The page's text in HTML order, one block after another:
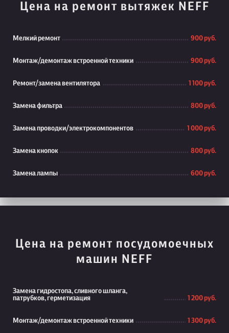
Цена на ремонт вытяжек NEFF
Мелкий ремонт 900 руб.
Монтаж/демонтаж встроенной техники 900 руб.
Ремонт/замена вентилятора 1 100 руб.
Замена фильтра 800 руб.
Замена проводки/электрокомпонентов 1 000 руб.
Замена кнопок 800 руб.
Замена лампы 600 руб.
Цена на ремонт посудомоечных
машин NEFF
Замена гидростопа, сливного шланга,
патрубков, герметизация
1 200 руб.
Монтаж/демонтаж встроенной техники 1 300 руб.